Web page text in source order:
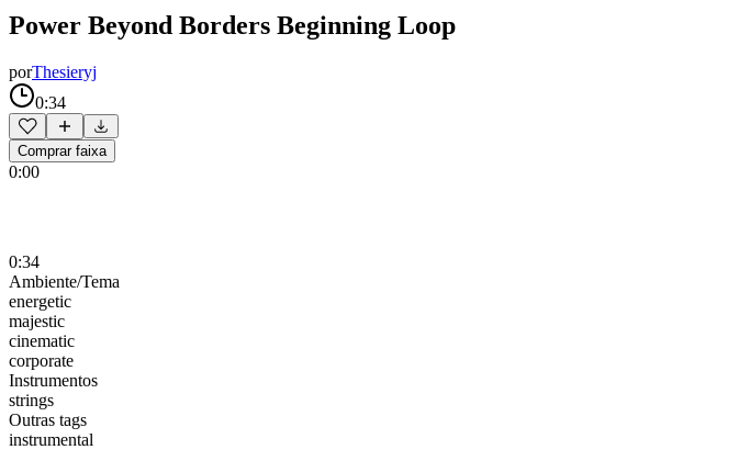
Power Beyond Borders Beginning Loop
porThesieryj
0:34
Comprar faixa
0:00
0:34
Ambiente/Tema
energetic
majestic
cinematic
corporate
Instrumentos
strings
Outras tags
instrumental